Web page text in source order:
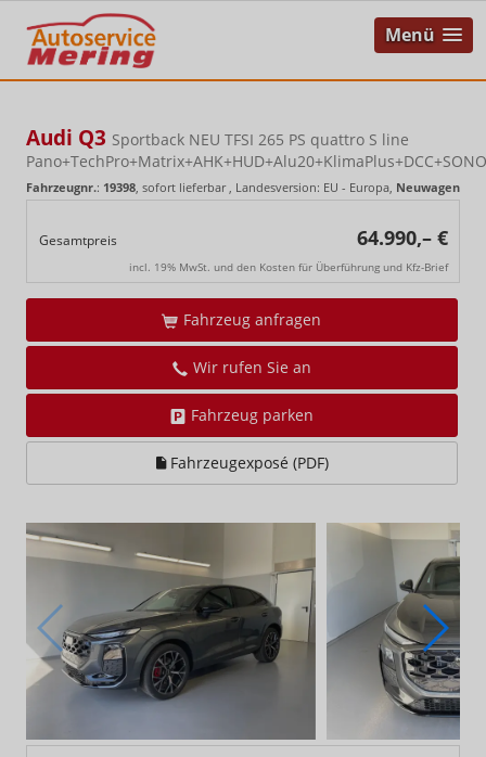
Menü
Audi Q3 Sportback NEU TFSI 265 PS quattro S line
Fahrzeugnr.: 19398, sofort lieferbar, Landesversion: EU - Europa, Neuwagen
Gesamtpreis 64.990,– €
incl. 19% MwSt. und den Kosten für Überführung und Kfz-Brief
Fahrzeug anfragen
Wir rufen Sie an
Fahrzeug parken
Fahrzeugexposé (PDF)